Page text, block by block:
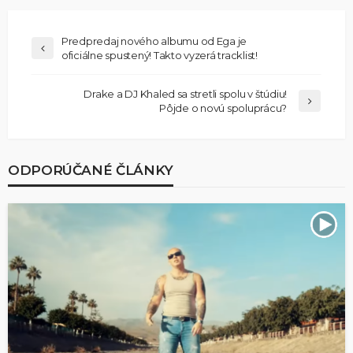
Predpredaj nového albumu od Ega je
oficiálne spustený! Takto vyzerá tracklist!
Drake a DJ Khaled sa stretli spolu v štúdiu!
Pôjde o novú spoluprácu?
ODPORÚČANÉ ČLÁNKY